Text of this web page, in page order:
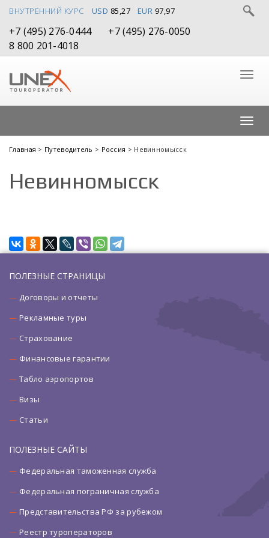
ВНУТРЕННИЙ КУРС USD 85,27 EUR 97,97
+7 (495) 276-0444
+7 (495) 276-0050
8 800 201-4018
Главная > Путеводитель > Россия > Невинномысск
Невинномысск
ПОЛЕЗНЫЕ СТРАНИЦЫ
Договоры и отчеты
Рекламные туры
Страхование
Финансовые гарантии
Табло аэропортов
Визы
Статьи
ПОЛЕЗНЫЕ САЙТЫ
Федеральная таможенная служба
Федеральная пограничная служба
Представительства РФ за рубежом
Реестр туроператоров